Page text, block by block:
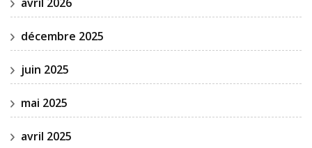
décembre 2025
juin 2025
mai 2025
avril 2025